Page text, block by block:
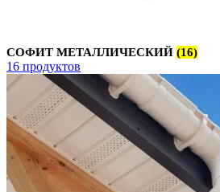
СОФИТ МЕТАЛЛИЧЕСКИЙ (16)
16 продуктов